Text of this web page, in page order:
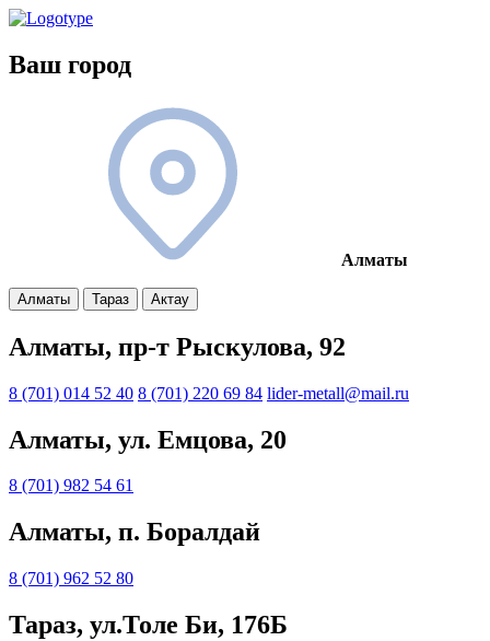
Ваш город
Алматы
Алматы Тараз Актау
Алматы, пр-т Рыскулова, 92
8 (701) 014 52 40 8 (701) 220 69 84 lider-metall@mail.ru
Алматы, ул. Емцова, 20
8 (701) 982 54 61
Алматы, п. Боралдай
8 (701) 962 52 80
Тараз, ул.Толе Би, 176Б